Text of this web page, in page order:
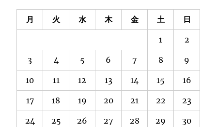
月 火 水 木 金 土 日
1 2
3 4 5 6 7 8 9
10 11 12 13 14 15 16
17 18 19 20 21 22 23
24 25 26 27 28 29 30